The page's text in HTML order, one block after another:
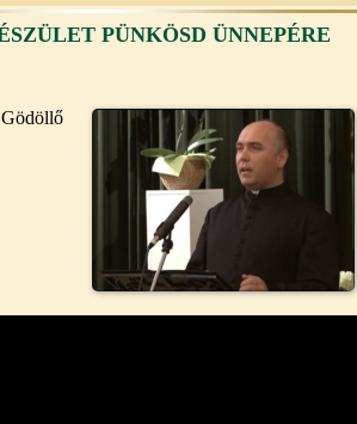
PÜNKÖSD ÜNNEPÉRE